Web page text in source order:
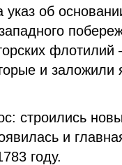
об
флотилий
и заложили
строились
и
году.